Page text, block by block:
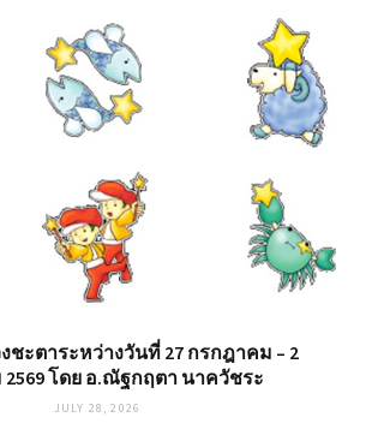
ชะตาระหว่างวันที่ 27 กรกฎาคม – 2
โดย อ.ณัฐกฤตา นาควัชระ
JULY 28, 2026